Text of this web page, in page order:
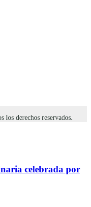
los derechos reservados.
celebrada por